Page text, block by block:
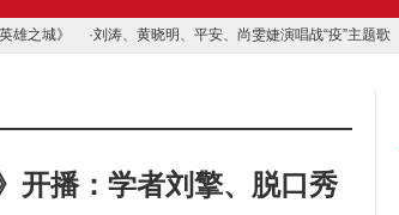
雄之城》 ·刘涛、黄晓明、平安、尚雯婕演唱战“疫”主题歌
开播：学者刘擎、脱口秀